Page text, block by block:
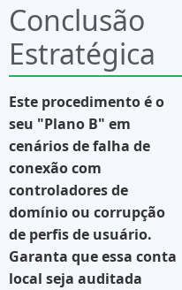
Conclusão
Estratégica
Este procedimento é o
seu "Plano B" em
cenários de falha de
conexão com
controladores de
domínio ou corrupção
de perfis de usuário.
Garanta que essa conta
local seja auditada